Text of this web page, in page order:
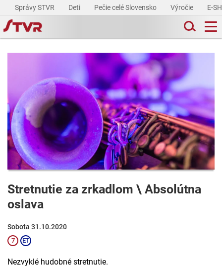
Správy STVR Deti Pečie celé Slovensko Výročie E-
Stretnutie za zrkadlom \ Absolútna
oslava
Sobota 31.10.2020
Nezvyklé hudobné stretnutie.